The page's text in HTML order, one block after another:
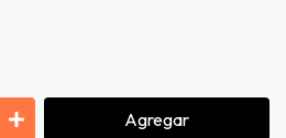
Agregar